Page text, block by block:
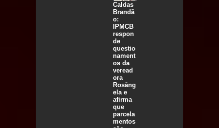
Caldas
Brandã
o:
IPMCB
respon
de
questio
nament
os da
veread
ora
Rosâng
ela e
afirma
que
parcela
mentos